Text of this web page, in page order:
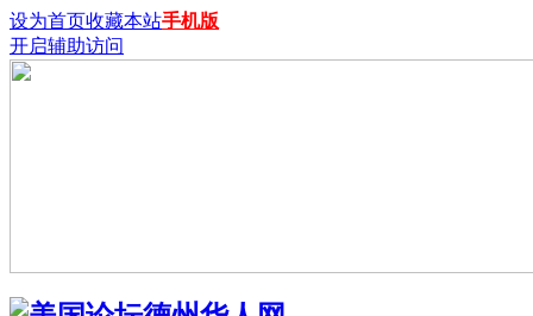
设为首页收藏本站手机版
开启辅助访问